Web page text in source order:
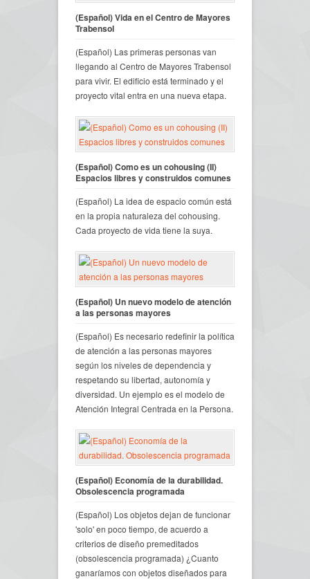
(Español) Vida en el Centro de Mayores
Trabensol
(Español) Las primeras personas van
llegando al Centro de Mayores Trabensol
para vivir. El edificio está terminado y el
proyecto vital entra en una nueva etapa.
(Español) Como es un cohousing (II)
Espacios libres y construidos comunes
(Español) La idea de espacio común está
en la propia naturaleza del cohousing.
Cada proyecto de vida tiene la suya.
(Español) Un nuevo modelo de atención
a las personas mayores
(Español) Es necesario redefinir la política
de atención a las personas mayores
según los niveles de dependencia y
respetando su libertad, autonomía y
diversidad. Un ejemplo es el modelo de
Atención Integral Centrada en la Persona.
(Español) Economía de la durabilidad.
Obsolescencia programada
(Español) Los objetos dejan de funcionar
'solo' en poco tiempo, de acuerdo a
criterios de diseño premeditados
(obsolescencia programada) ¿Cuanto
ganaríamos con objetos diseñados para